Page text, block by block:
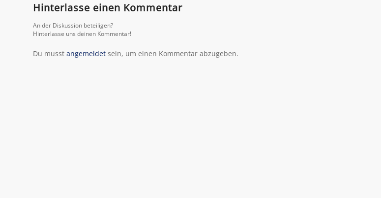
Hinterlasse einen Kommentar
An der Diskussion beteiligen?
Hinterlasse uns deinen Kommentar!
Du musst angemeldet sein, um einen Kommentar abzugeben.